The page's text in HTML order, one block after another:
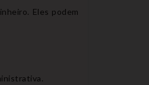
Eles podem